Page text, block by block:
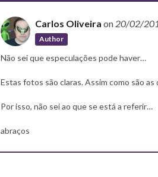
Carlos Oliveira on 20/02/
Author
Não sei que especulações pode haver…
Estas fotos são claras. Assim como são
Por isso, não sei ao que se está a referir…
abraços